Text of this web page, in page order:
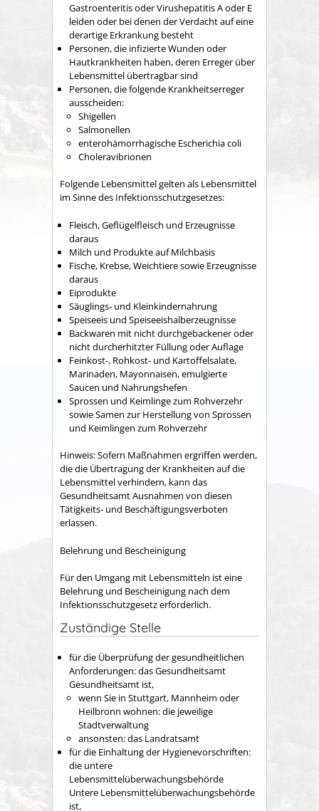
Gastroenteritis oder Virushepatitis A oder E
leiden oder bei denen der Verdacht auf eine
derartige Erkrankung besteht
Personen, die infizierte Wunden oder
Hautkrankheiten haben, deren Erreger über
Lebensmittel übertragbar sind
Personen, die folgende Krankheitserreger
ausscheiden:
Shigellen
Salmonellen
enterohämorrhagische Escherichia coli
Choleravibrionen
Folgende Lebensmittel gelten als Lebensmittel
im Sinne des Infektionsschutzgesetzes:
Fleisch, Geflügelfleisch und Erzeugnisse
daraus
Milch und Produkte auf Milchbasis
Fische, Krebse, Weichtiere sowie Erzeugnisse
daraus
Eiprodukte
Säuglings- und Kleinkindernahrung
Speiseeis und Speiseeishalberzeugnisse
Backwaren mit nicht durchgebackener oder
nicht durcherhitzter Füllung oder Auflage
Feinkost-, Rohkost- und Kartoffelsalate,
Marinaden, Mayonnaisen, emulgierte
Saucen und Nahrungshefen
Sprossen und Keimlinge zum Rohverzehr
sowie Samen zur Herstellung von Sprossen
und Keimlingen zum Rohverzehr
Hinweis: Sofern Maßnahmen ergriffen werden,
die die Übertragung der Krankheiten auf die
Lebensmittel verhindern, kann das
Gesundheitsamt Ausnahmen von diesen
Tätigkeits- und Beschäftigungsverboten
erlassen.
Belehrung und Bescheinigung
Für den Umgang mit Lebensmitteln ist eine
Belehrung und Bescheinigung nach dem
Infektionsschutzgesetz erforderlich.
Zuständige Stelle
für die Überprüfung der gesundheitlichen
Anforderungen: das Gesundheitsamt
Gesundheitsamt ist,
wenn Sie in Stuttgart, Mannheim oder
Heilbronn wohnen: die jeweilige
Stadtverwaltung
ansonsten: das Landratsamt
für die Einhaltung der Hygienevorschriften:
die untere
Lebensmittelüberwachungsbehörde
Untere Lebensmittelüberwachungsbehörde
ist,